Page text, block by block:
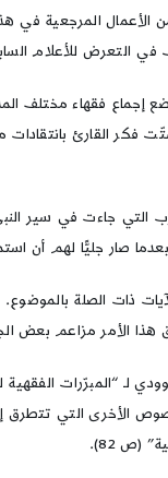
المرجعية في
(يعني بهذا الوصف أحكام قبل
إجماع فقهاء
فكر القارئ
جاءت في سير
صار جليًّا لهم أن
ذات الصلة
الأمر مزاعم بعض
لـ “المبرّرات
النصوص الأخرى
(ص 82).